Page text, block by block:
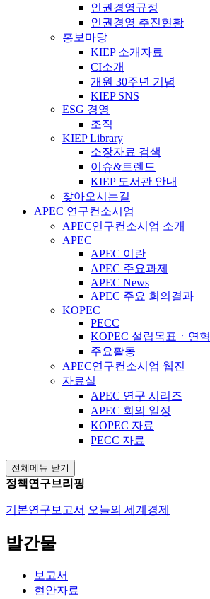
인권경영규정
인권경영 추진현황
홍보마당
KIEP 소개자료
CI소개
개원 30주년 기념
KIEP SNS
ESG 경영
조직
KIEP Library
소장자료 검색
이슈&트렌드
KIEP 도서관 안내
찾아오시는길
APEC 연구컨소시엄
APEC연구컨소시엄 소개
APEC
APEC 이란
APEC 주요과제
APEC News
APEC 주요 회의결과
KOPEC
PECC
KOPEC 설립목표ㆍ연혁
주요활동
APEC연구컨소시엄 웹진
자료실
APEC 연구 시리즈
APEC 회의 일정
KOPEC 자료
PECC 자료
전체메뉴 닫기
정책연구브리핑
기본연구보고서 오늘의 세계경제
발간물
보고서
현안자료